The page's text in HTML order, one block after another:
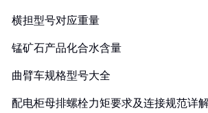
横担型号对应重量
锰矿石产品化合水含量
曲臂车规格型号大全
配电柜母排螺栓力矩要求及连接规范详